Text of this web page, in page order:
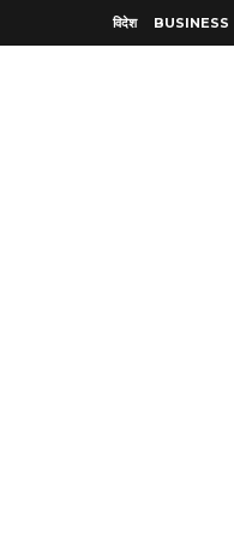
विदेश BUSINESS